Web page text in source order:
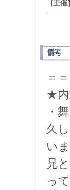
［主催］
＝
★内
・
久
い
兄
っ